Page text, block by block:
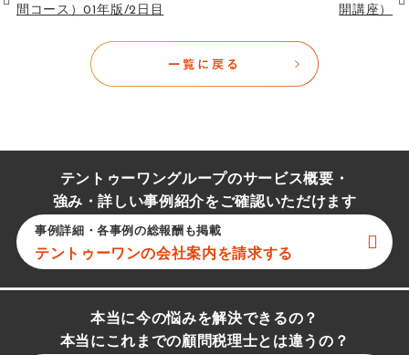
間コース）01年版/2日目
開講座）
テントゥーワングループのサービス概要・
強み・詳しい事例紹介をご確認いただけます
事例詳細・各事例の総報酬も掲載
テントゥーワンの会社案内を請求する
本当に今の悩みを解決できるの？
本当にこれまでの顧問税理士とは違うの？